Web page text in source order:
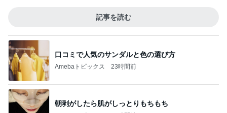
記事を読む
口コミで人気のサンダルと色の選び方
Amebaトピックス 23時間前
朝剥がしたら肌がしっとりもちもち